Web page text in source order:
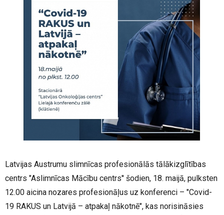
Latvijas Austrumu slimnīcas profesionālās tālākizglītības
centrs "Aslimnīcas Mācību centrs'' šodien, 18. maijā, pulksten
12.00 aicina nozares profesionāļus uz konferenci – "Covid-
19 RAKUS un Latvijā – atpakaļ nākotnē", kas norisināsies